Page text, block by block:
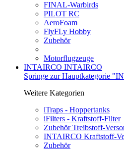
FINAL-Warbirds
PILOT RC
AeroFoam
FlyFLy Hobby
Zubehör
Motorflugzeuge
INTAIRCO INTAIRCO
Springe zur Hauptkategorie
Weitere Kategorien
iTraps - Hoppertanks
iFilters - Kraftstoff-Filter
Zubehör Treibstoff-
INTAIRCO Kraftstoff-
Zubehör